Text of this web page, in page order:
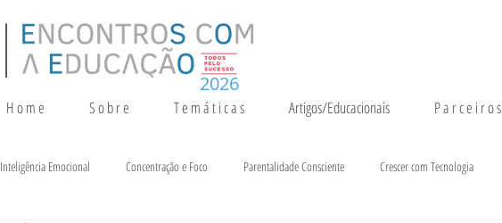
H o m e S o b r e T e m á t i c a s Artigos/Educacionais P a r c e i r o s
2026
Inteligência Emocional Concentração e Foco Parentalidade Consciente Crescer com Tecnologia